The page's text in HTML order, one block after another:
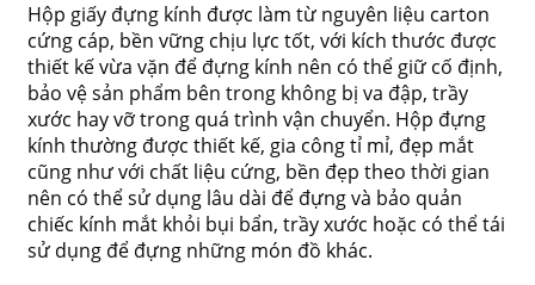
Hộp giấy đựng kính được làm từ nguyên liệu carton
cứng cáp, bền vững chịu lực tốt, với kích thước được
thiết kế vừa vặn để đựng kính nên có thể giữ cố định,
bảo vệ sản phẩm bên trong không bị va đập, trầy
xước hay vỡ trong quá trình vận chuyển. Hộp đựng
kính thường được thiết kế, gia công tỉ mỉ, đẹp mắt
cũng như với chất liệu cứng, bền đẹp theo thời gian
nên có thể sử dụng lâu dài để đựng và bảo quản
chiếc kính mắt khỏi bụi bẩn, trầy xước hoặc có thể tái
sử dụng để đựng những món đồ khác.